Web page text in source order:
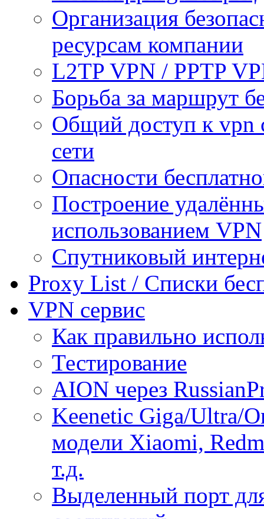
Организация
ресурсам компании
L2TP VPN / PPTP
Борьба за маршрут
Общий доступ к vpn
сети
Опасности
Построение
использованием VPN
Спутниковый
Proxy List / Списки
VPN сервис
Как правильно
Тестирование
AION через
Keenetic Giga/Ultra/
модели Xiaomi,
т.д.
Выделенный порт